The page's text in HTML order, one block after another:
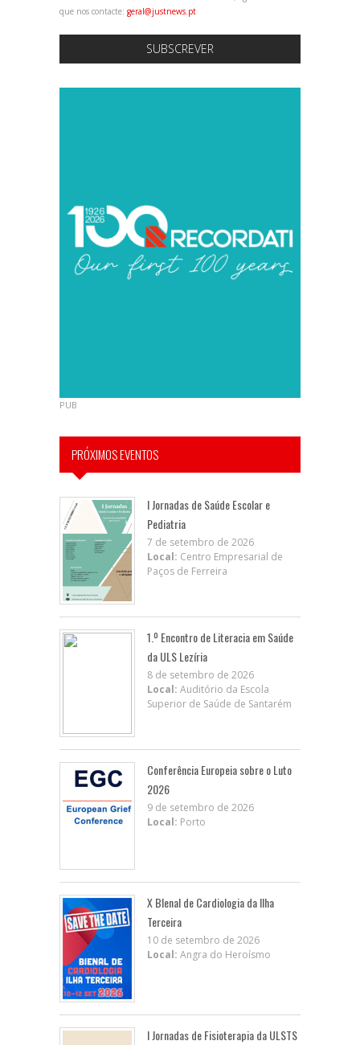
que nos contacte: geral@justnews.pt
SUBSCREVER
PUB
PRÓXIMOS EVENTOS
I Jornadas de Saúde Escolar e
Pediatria
7 de setembro de 2026
Local: Centro Empresarial de
Paços de Ferreira
1.º Encontro de Literacia em Saúde
da ULS Lezíria
8 de setembro de 2026
Local: Auditório da Escola
Superior de Saúde de Santarém
Conferência Europeia sobre o Luto
2026
9 de setembro de 2026
Local: Porto
X BIenal de Cardiologia da Ilha
Terceira
10 de setembro de 2026
Local: Angra do Heroísmo
I Jornadas de Fisioterapia da ULSTS